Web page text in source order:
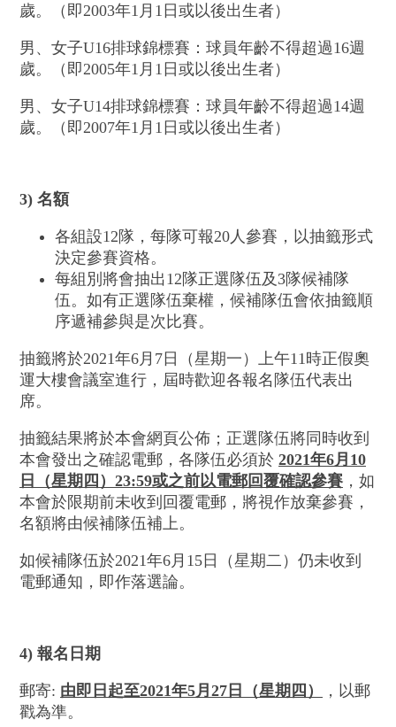
歲。（即2003年1月1日或以後出生者）
男、女子U16排球錦標賽：球員年齡不得超過16週
歲。（即2005年1月1日或以後出生者）
男、女子U14排球錦標賽：球員年齡不得超過14週
歲。（即2007年1月1日或以後出生者）
3) 名額
各組設12隊，每隊可報20人參賽，以抽籤形式
決定參賽資格。
每組別將會抽出12隊正選隊伍及3隊候補隊
伍。如有正選隊伍棄權，候補隊伍會依抽籤順
序遞補參與是次比賽。
抽籤將於2021年6月7日（星期一）上午11時正假奧
運大樓會議室進行，屆時歡迎各報名隊伍代表出
席。
抽籤結果將於本會網頁公佈；正選隊伍將同時收到
本會發出之確認電郵，各隊伍必須於 2021年6月 10
日（星期四） 23:59或之前以電郵回覆確認參賽 ，如
本會於限期前未收到回覆電郵，將視作放棄參賽，
名額將由候補隊伍補上。
如候補隊伍於2021年6月15日（星期二）仍未收到
電郵通知，即作落選論。
4) 報名日期
郵寄: 由即日起至2021年5月 27 日（星期四）
，以郵
戳為準。